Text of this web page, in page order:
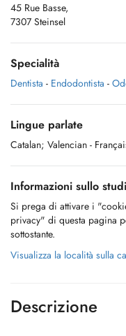
45 Rue Basse,
7307 Steinsel
Specialità
Dentista - Endodontista -
Lingue parlate
Catalan; Valencian -
Informazioni sullo
Si prega di attivare i
privacy" di questa pagina
sottostante.
Visualizza la località sulla
Descrizione